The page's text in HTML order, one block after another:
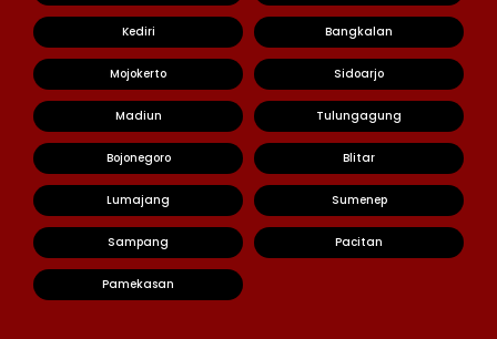
Kediri Bangkalan
Mojokerto Sidoarjo
Madiun Tulungagung
Bojonegoro Blitar
Lumajang Sumenep
Sampang Pacitan
Pamekasan